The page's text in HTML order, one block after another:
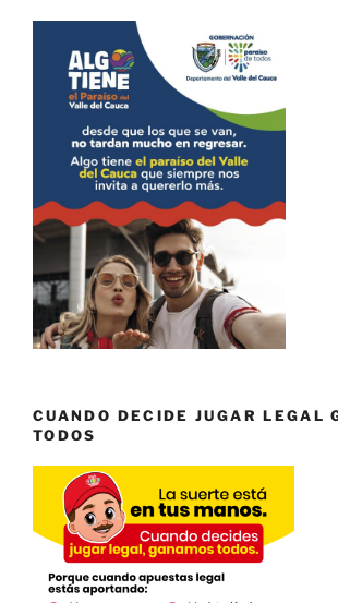
CUANDO DECIDE JUGAR LEGAL
TODOS